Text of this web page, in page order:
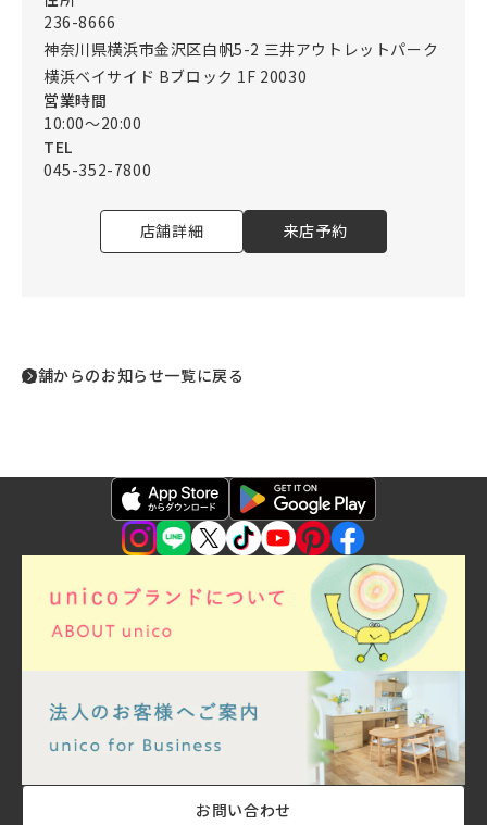
236-8666
神奈川県横浜市金沢区白帆5-2 三井アウトレットパーク
横浜ベイサイド Bブロック 1F 20030
営業時間
10:00～20:00
TEL
045-352-7800
店舗詳細 来店予約
店舗からのお知らせ一覧に戻る
お問い合わせ